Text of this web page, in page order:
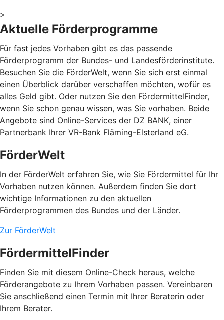
>
Aktuelle Förderprogramme
Für fast jedes Vorhaben gibt es das passende
Förderprogramm der Bundes- und Landesförderinstitute.
Besuchen Sie die FörderWelt, wenn Sie sich erst einmal
einen Überblick darüber verschaffen möchten, wofür es
alles Geld gibt. Oder nutzen Sie den FördermittelFinder,
wenn Sie schon genau wissen, was Sie vorhaben. Beide
Angebote sind Online-Services der DZ BANK, einer
Partnerbank Ihrer VR-Bank Fläming-Elsterland eG.
FörderWelt
In der FörderWelt erfahren Sie, wie Sie Fördermittel für Ihr
Vorhaben nutzen können. Außerdem finden Sie dort
wichtige Informationen zu den aktuellen
Förderprogrammen des Bundes und der Länder.
Zur FörderWelt
FördermittelFinder
Finden Sie mit diesem Online-Check heraus, welche
Förderangebote zu Ihrem Vorhaben passen. Vereinbaren
Sie anschließend einen Termin mit Ihrer Beraterin oder
Ihrem Berater.